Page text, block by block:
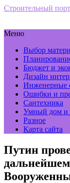
Строительный
Меню
Выбор
Бюджет и
Дизайн
Инженерные
Ошибки и
Сантехника
Умный дом и
Разное
Карта сайта
Путин